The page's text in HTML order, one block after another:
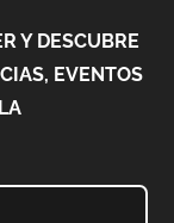
Y DESCUBRE
EVENTOS